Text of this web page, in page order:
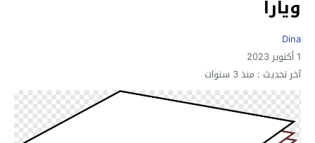
ويارا
Dina
1 أكتوبر 2023
آخر تحديث : منذ 3 سنوات